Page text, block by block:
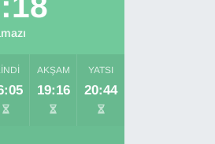
AKŞAM
19:16
YATSI
20:44